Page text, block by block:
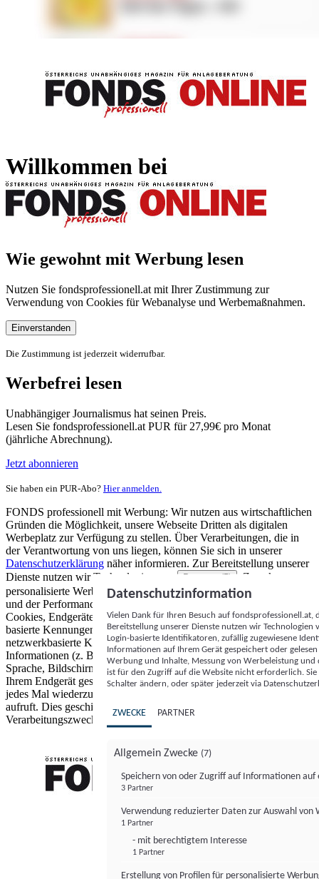
Willkommen bei
Wie gewohnt mit Werbung lesen
Nutzen Sie fondsprofessionell.at mit Ihrer Zustimmung zur
Verwendung von Cookies für Webanalyse und Werbemaßnahmen.
Einverstanden
Die Zustimmung ist jederzeit widerrufbar.
Werbefrei lesen
Unabhängiger Journalismus hat seinen Preis.
Lesen Sie fondsprofessionell.at PUR für 27,99€ pro Monat
(jährliche Abrechnung).
Jetzt abonnieren
Sie haben ein PUR-Abo? Hier anmelden.
FONDS professionell mit Werbung: Wir nutzen aus wirtschaftlichen
Gründen die Möglichkeit, unsere Webseite Dritten als digitalen
Werbeplatz zur Verfügung zu stellen. Über Verarbeitungen, die in
der Verantwortung von uns liegen, können Sie sich in unserer
Datenschutzerklärung näher informieren. Zur Bereitstellung unserer
Dienste nutzen wir Technologien von
Partnern (5)
. Zwecke:
personalisierte Werbung und Inhalte, Messung von Werbeleistung
und der Performance von Inhalten sowie Zielgruppenforschung.
Cookies, Endgeräte- oder ähnliche Online-Kennungen (z. B. login-
basierte Kennungen, zufällig generierte Kennungen,
netzwerkbasierte Kennungen) können zusammen mit anderen
Informationen (z. B. Browsertyp und Browserinformationen,
Sprache, Bildschirmgröße, unterstützte Technologien usw.) auf
Ihrem Endgerät gespeichert oder von dort ausgelesen werden, um es
jedes Mal wiederzuerkennen, wenn es eine App oder einer Webseite
aufruft. Dies geschieht für einen oder mehrere der hier aufgeführten
Verarbeitungszwecke.
Datenschutzinformation
Vielen Dank für Ihren Besuch auf
Bereitstellung unserer Dienste nutzen wir Technologien
Login-basierte Identifikatoren, zufällig zugewiesene
Informationen auf Ihrem Gerät gespeichert oder
Werbung und Inhalte, Messung von Werbeleistung
ist für den Zugriff auf die Website nicht erforderlich.
Schalter ändern, oder später jederzeit via
ZWECKE PARTNER
Allgemein Zwecke (7)
Speichern von oder Zugriff auf Informationen auf
3 Partner
Verwendung reduzierter Daten zur Auswahl von
1 Partner
- mit berechtigtem Interesse
1 Partner
Erstellung von Profilen für personalisierte
FONDS professionell